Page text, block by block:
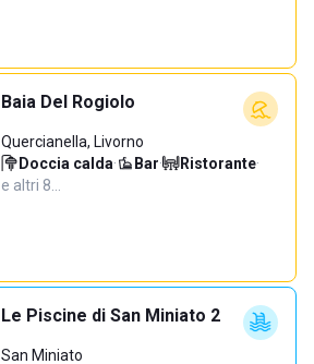
Baia Del Rogiolo
Quercianella, Livorno
Doccia calda· Bar· Ristorante·
e altri 8…
Le Piscine di San Miniato 2
San Miniato